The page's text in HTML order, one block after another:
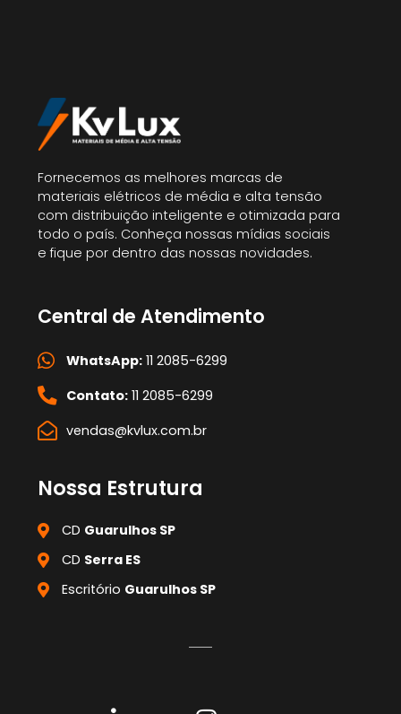
Fornecemos as melhores marcas de
materiais elétricos de média e alta tensão
com distribuição inteligente e otimizada para
todo o país. Conheça nossas mídias sociais
e fique por dentro das nossas novidades.
Central de Atendimento
WhatsApp:11 2085-6299
Contato:11 2085-6299
vendas@kvlux.com.br
Nossa Estrutura
CD Guarulhos SP
CD Serra ES
Escritório Guarulhos SP